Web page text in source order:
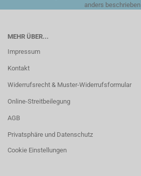
anders beschrieben
MEHR ÜBER...
Impressum
Kontakt
Widerrufsrecht & Muster-Widerrufsformular
Online-Streitbeilegung
AGB
Privatsphäre und Datenschutz
Cookie Einstellungen